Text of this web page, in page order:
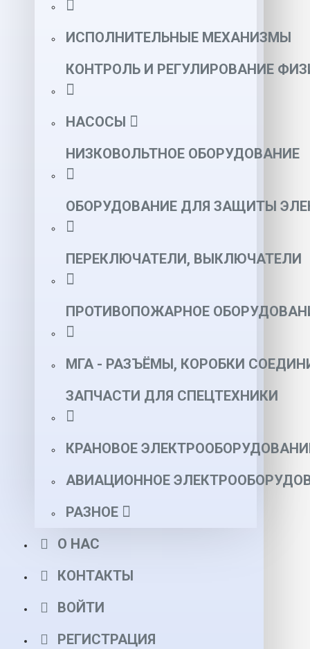
ИСПОЛНИТЕЛЬНЫЕ МЕХАНИЗМЫ
КОНТРОЛЬ И РЕГУЛИРОВАНИЕ
НАСОСЫ
НИЗКОВОЛЬТНОЕ ОБОРУДОВАНИЕ
ОБОРУДОВАНИЕ ДЛЯ ЗАЩИТЫ
ПЕРЕКЛЮЧАТЕЛИ, ВЫКЛЮЧАТЕЛИ
ПРОТИВОПОЖАРНОЕ
МГА - РАЗЪЁМЫ, КОРОБКИ
ЗАПЧАСТИ ДЛЯ СПЕЦТЕХНИКИ
КРАНОВОЕ
АВИАЦИОННОЕ
РАЗНОЕ
О НАС
КОНТАКТЫ
ВОЙТИ
РЕГИСТРАЦИЯ